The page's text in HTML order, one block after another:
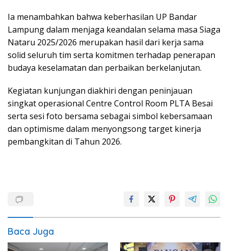
Ia menambahkan bahwa keberhasilan UP Bandar
Lampung dalam menjaga keandalan selama masa Siaga
Nataru 2025/2026 merupakan hasil dari kerja sama
solid seluruh tim serta komitmen terhadap penerapan
budaya keselamatan dan perbaikan berkelanjutan.
Kegiatan kunjungan diakhiri dengan peninjauan
singkat operasional Centre Control Room PLTA Besai
serta sesi foto bersama sebagai simbol kebersamaan
dan optimisme dalam menyongsong target kinerja
pembangkitan di Tahun 2026.
Baca Juga